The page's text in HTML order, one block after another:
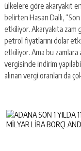
ülkelere göre akaryakıt
belirten Hasan Dallı,
etkiliyor. Akaryakıta zam
petrol fiyatlarını dolar
etkiliyor. Ama bu
vergisinde indirim
alınan vergi oranları da